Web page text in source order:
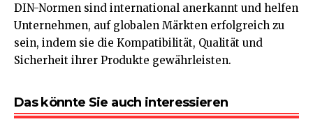
DIN-Normen sind international anerkannt und helfen
Unternehmen, auf globalen Märkten erfolgreich zu
sein, indem sie die Kompatibilität, Qualität und
Sicherheit ihrer Produkte gewährleisten.
Das könnte Sie auch interessieren